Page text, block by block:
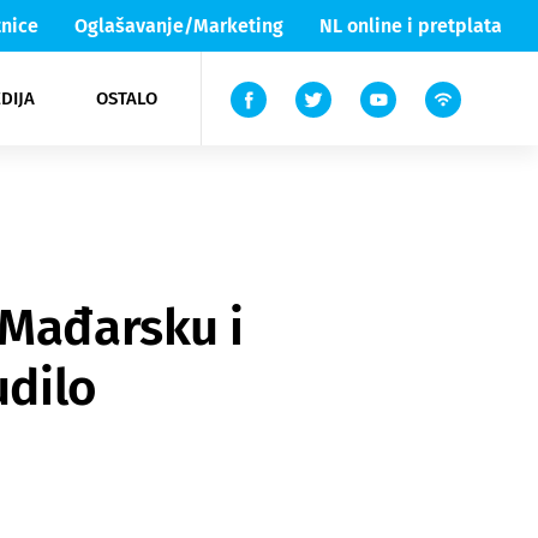
Oglašavanje/Marketing NL online i pretplata
OSTALO
Lika & Senj
TV
i